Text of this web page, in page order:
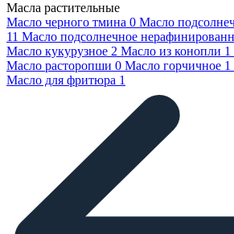
Масла растительные
Масло черного тмина 0 Масло
11 Масло подсолнечное
Масло кукурузное 2 Масло из конопли 1
Масло расторопши 0 Масло горчичное 1
Масло для фритюра 1